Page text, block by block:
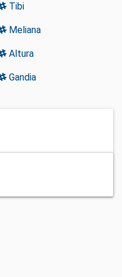
Tibi
Meliana
Altura
Gandia